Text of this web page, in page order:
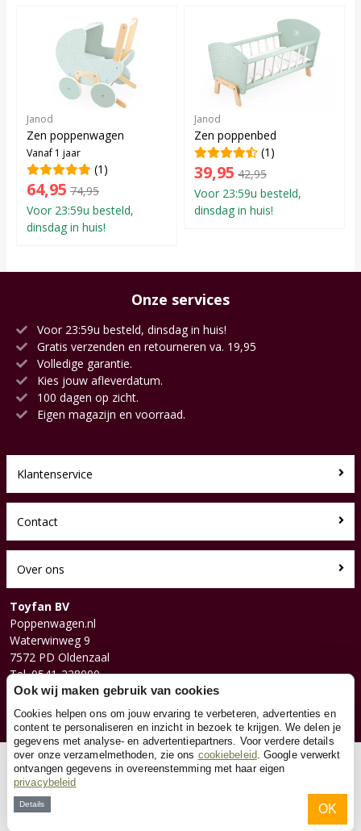
Janod
Zen poppenwagen
Vanaf 1 jaar
(1)
64,95 74,95
Voor 23:59u besteld,
dinsdag in huis!
Janod
Zen poppenbed
(1)
39,95 42,95
Voor 23:59u besteld,
dinsdag in huis!
Onze services
Voor 23:59u besteld, dinsdag in huis!
Gratis verzenden en retourneren va. 19,95
Volledige garantie.
Kies jouw afleverdatum.
100 dagen op zicht.
Eigen magazijn en voorraad.
Klantenservice
Contact
Over ons
Toyfan BV
Poppenwagen.nl
Waterwinweg 9
7572 PD Oldenzaal
Tel. 0541-228000
Facebook
Instagram
© 2026 Toyfan BV
Ook wij maken gebruik van cookies
Cookies helpen ons om jouw ervaring te verbeteren, advertenties en
content te personaliseren en inzicht in bezoek te krijgen. We delen je
gegevens met analyse- en advertentiepartners. Voor verdere details
over onze verzamelmethoden, zie ons cookiebeleid. Google verwerkt
ontvangen gegevens in overeenstemming met haar eigen
privacybeleid
Details OK